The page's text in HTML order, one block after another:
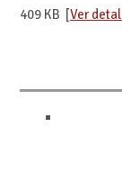
409 KB [Ver